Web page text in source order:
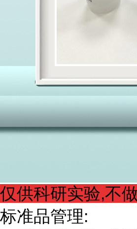
仅供科研实验,不
标准品管理: